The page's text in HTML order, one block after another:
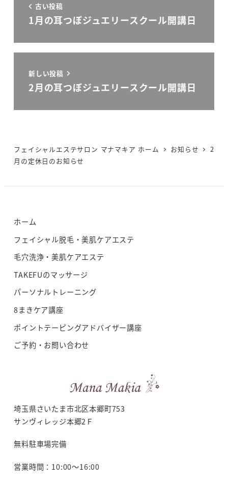
古い投稿
1月の耳つぼジュエリースクール開講日
新しい投稿
2月の耳つぼジュエリースクール開講日
フェイシャルエステサロン マナマキア ホーム お知らせ
2
月の定休日のお知らせ
ホーム
フェイシャル脱毛・美肌ケアエステ
毛穴洗浄・美肌ケアエステ
TAKEFUのマッサージ
パーソナルトレーニング
8まきケア講座
ポイントテーピングアドバイザー講座
ご予約・お問い合わせ
埼玉県さいたま市北区本郷町753
サンヴィレッジ本郷2Ｆ
無料駐車場完備
営業時間：10:00～16:00